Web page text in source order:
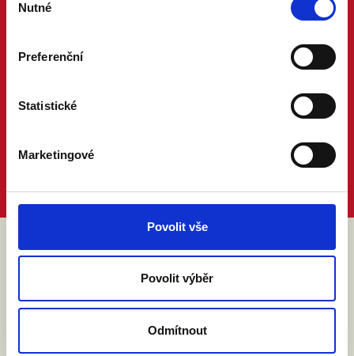
souhlasu
Nutné
Preferenční
Statistické
Marketingové
Povolit vše
Povolit výběr
Odmítnout
ABY VÁM O MANŽELSTVÍ NIC
NEUNIKLO